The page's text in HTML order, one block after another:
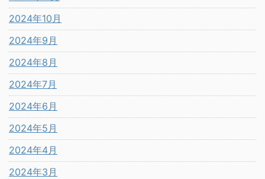
2024年10月
2024年9月
2024年8月
2024年7月
2024年6月
2024年5月
2024年4月
2024年3月